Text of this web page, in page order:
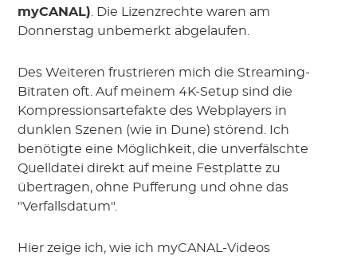
myCANAL) . Die Lizenzrechte waren am
Donnerstag unbemerkt abgelaufen.
Des Weiteren frustrieren mich die Streaming-
Bitraten oft. Auf meinem 4K-Setup sind die
Kompressionsartefakte des Webplayers in
dunklen Szenen (wie in Dune) störend. Ich
benötigte eine Möglichkeit, die unverfälschte
Quelldatei direkt auf meine Festplatte zu
übertragen, ohne Pufferung und ohne das
"Verfallsdatum".
Hier zeige ich, wie ich myCANAL-Videos